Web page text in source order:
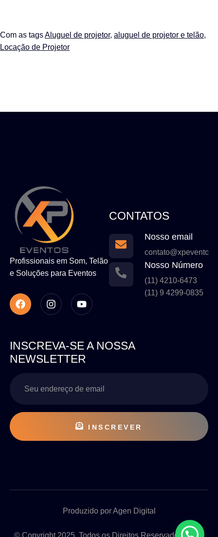
Com as tagsAluguel de projetor, aluguel de projetor e telão,
Locação de Projetor
Profissionais em Som, Telão
e Soluções para Eventos
CONTATOS
Nosso email
Nosso Número
(11) 4210-6473
(11) 9 4299-0835
INSCREVA-SE A NOSSA
NEWSLETTER
INSCREVER
Produzido por Agen Digital
© Copyright 2025. Todos os Direitos Reservados 2025.